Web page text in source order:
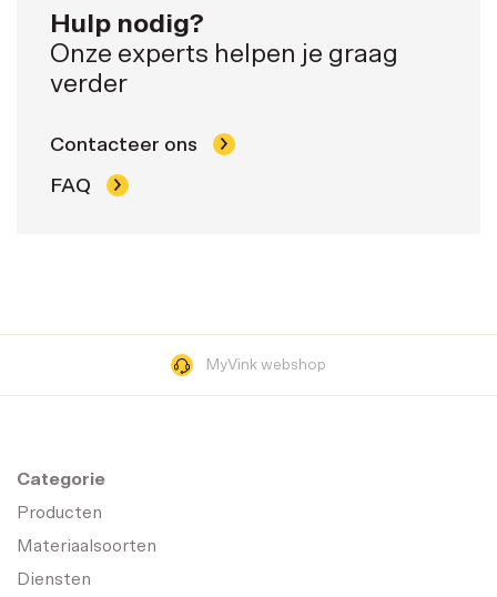
Hulp nodig?
Onze experts helpen je graag
verder
Contacteer ons
FAQ
MyVink webshop
Categorie
Producten
Materiaalsoorten
Diensten